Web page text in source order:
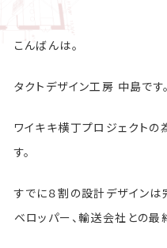
こんばんは。
タクトデザイン工房 中島です。
ワイキキ横丁プロジェクトの
す。
すでに８割の設計デザインは
ベロッパー、輸送会社との最